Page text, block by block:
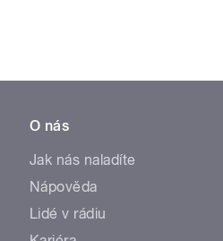
O nás
Jak nás naladíte
Nápověda
Lidé v rádiu